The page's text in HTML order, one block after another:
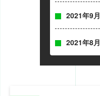
2021年9月
2021年8月